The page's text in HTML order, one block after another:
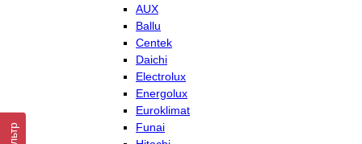
AUX
Ballu
Centek
Daichi
Electrolux
Energolux
Euroklimat
Funai